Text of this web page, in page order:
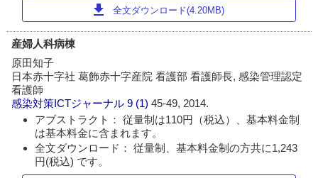
download 全文ダウンロード(4.20MB)
産婦人科病棟
原田知子
日本赤十字社 葛飾赤十字産院 看護部 看護師長, 感染管理認定
看護師
感染対策ICTジャーナル 9 (1)45-49, 2014.
アブストラクト： 従量制は110円（税込）、基本料金制
は基本料金に含まれます。
全文ダウンロード： 従量制、基本料金制の方共に1,243
円(税込) です。